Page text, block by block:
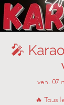
🎤
ven. 07
🔥 Tous